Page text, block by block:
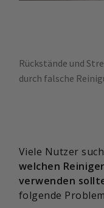
Rückstände und
durch falsche
Viele Nutzer
welchen
verwenden
folgende